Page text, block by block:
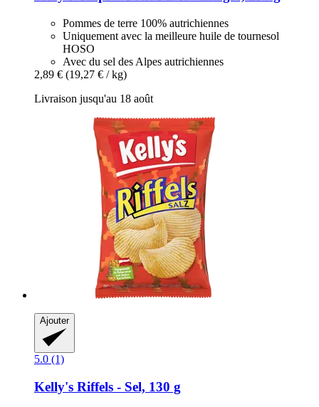
Pommes de terre 100% autrichiennes
Uniquement avec la meilleure huile de tournesol
HOSO
Avec du sel des Alpes autrichiennes
2,89 € (19,27 € / kg)
Livraison jusqu'au 18 août
Ajouter
5.0 (1)
Kelly's Riffels -​ Sel, 130 g